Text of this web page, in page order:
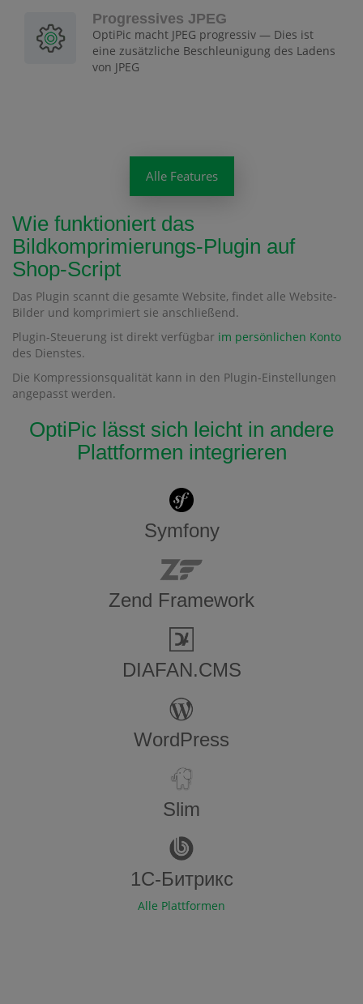
Progressives JPEG
OptiPic macht JPEG progressiv — Dies ist
eine zusätzliche Beschleunigung des Ladens
von JPEG
Alle Features
Wie funktioniert das
Bildkomprimierungs-Plugin auf
Shop-Script
Das Plugin scannt die gesamte Website, findet alle Website-
Bilder und komprimiert sie anschließend.
Plugin-Steuerung ist direkt verfügbar im persönlichen Konto
des Dienstes.
Die Kompressionsqualität kann in den Plugin-Einstellungen
angepasst werden.
OptiPic lässt sich leicht in andere
Plattformen integrieren
Symfony
Zend Framework
DIAFAN.CMS
WordPress
Slim
1С-Битрикс
Alle Plattformen